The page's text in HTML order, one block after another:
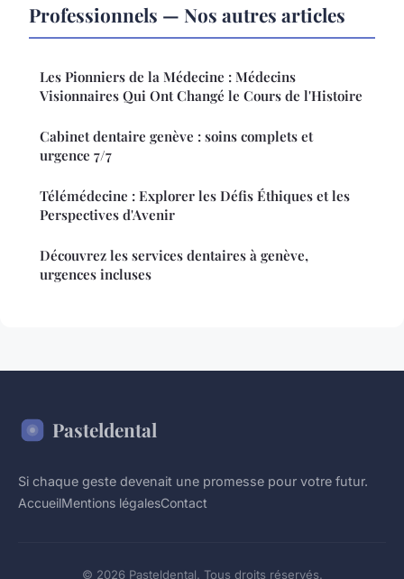
Professionnels — Nos autres articles
Les Pionniers de la Médecine : Médecins
Visionnaires Qui Ont Changé le Cours de l'Histoire
Cabinet dentaire genève : soins complets et
urgence 7/7
Télémédecine : Explorer les Défis Éthiques et les
Perspectives d'Avenir
Découvrez les services dentaires à genève,
urgences incluses
Pasteldental
Si chaque geste devenait une promesse pour votre futur.
AccueilMentions légalesContact
© 2026 Pasteldental. Tous droits réservés.